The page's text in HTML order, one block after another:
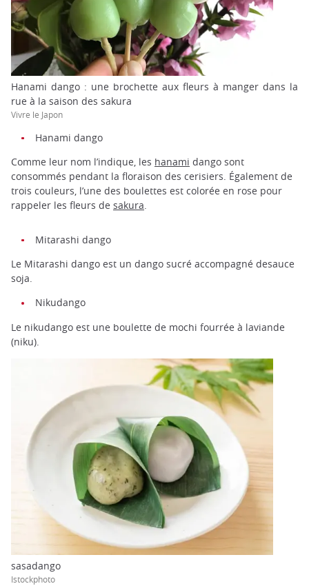
Hanami dango : une brochette aux fleurs à manger dans la
rue à la saison des sakura
Vivre le Japon
Hanami dango
Comme leur nom l’indique, les hanami dango sont
consommés pendant la floraison des cerisiers. Également de
trois couleurs, l’une des boulettes est colorée en rose pour
rappeler les fleurs de sakura.
Mitarashi dango
Le Mitarashi dango est un dango sucré accompagné desauce
soja.
Nikudango
Le nikudango est une boulette de mochi fourrée à laviande
(niku).
sasadango
Istockphoto